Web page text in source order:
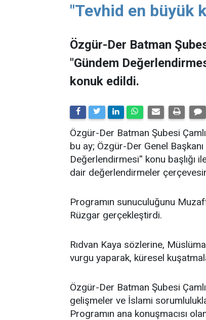
"Tevhid en büyük
Özgür-Der Batman
"Gündem
konuk edildi.
​Özgür-Der Batman Şubesi
bu ay; Özgür-Der Genel
Değerlendirmesi'' konu başlığı
dair değerlendirmeler
Programın sunuculuğunu
Rüzgar gerçekleştirdi.
Rıdvan Kaya sözlerine,
vurgu yaparak, küresel
Özgür-Der Batman Şubesi
gelişmeler ve İslami
Programın ana konuşmacısı